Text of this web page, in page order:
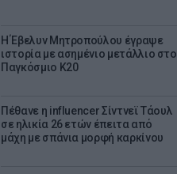
Η Έβελυν Μητροπούλου έγραψε
ιστορία με ασημένιο μετάλλιο στο
Παγκόσμιο Κ20
Πέθανε η influencer Σίντνεϊ Τάουλ
σε ηλικία 26 ετών έπειτα από
μάχη με σπάνια μορφή καρκίνου